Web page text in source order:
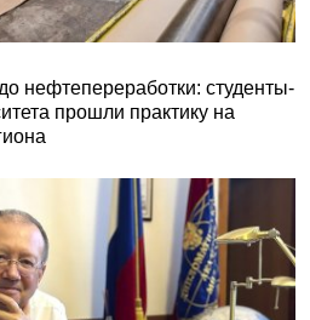
нефтепереработки: студенты-
прошли практику на